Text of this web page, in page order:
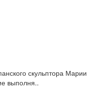
скульптора Марии
выполня..